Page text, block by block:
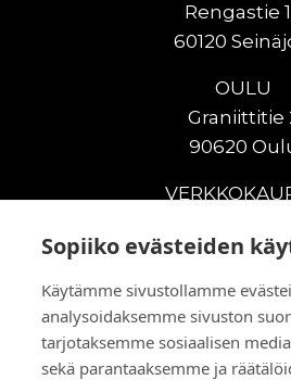
Sopiiko evästeiden
Käytämme sivustollamme
analysoidaksemme sivuston
tarjotaksemme sosiaalisen
sekä parantaaksemme ja
Rengastie
60120
OULU
Graniittitie
90620
Uudet